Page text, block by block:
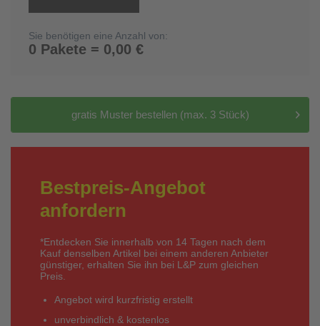
Sie benötigen eine Anzahl von:
0 Pakete = 0,00 €
gratis Muster bestellen (max. 3 Stück)
Bestpreis-Angebot
anfordern
*Entdecken Sie innerhalb von 14 Tagen nach dem
Kauf denselben Artikel bei einem anderen Anbieter
günstiger, erhalten Sie ihn bei L&P zum gleichen
Preis.
Angebot wird kurzfristig erstellt
unverbindlich & kostenlos